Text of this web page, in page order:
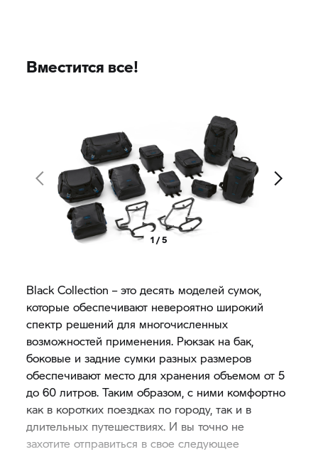
Вместится все!
1 / 5
Black Collection – это десять моделей сумок,
которые обеспечивают невероятно широкий
спектр решений для многочисленных
возможностей применения. Рюкзак на бак,
боковые и задние сумки разных размеров
обеспечивают место для хранения объемом от 5
до 60 литров. Таким образом, с ними комфортно
как в коротких поездках по городу, так и в
длительных путешествиях. И вы точно не
захотите отправиться в свое следующее